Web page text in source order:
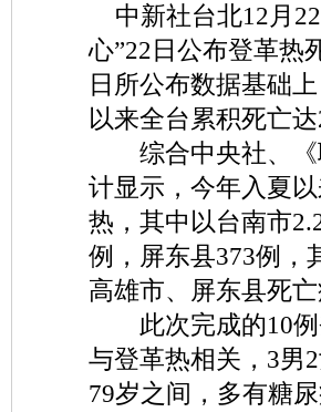
中新社台北12月
心”22日公布登革热
日所公布数据基础
以来全台累积死亡达
综合中央社、《
计显示，今年入夏
热，其中以台南市
例，屏东县373例，
高雄市、屏东县死
此次完成的10例
与登革热相关，3男
79岁之间，多有糖